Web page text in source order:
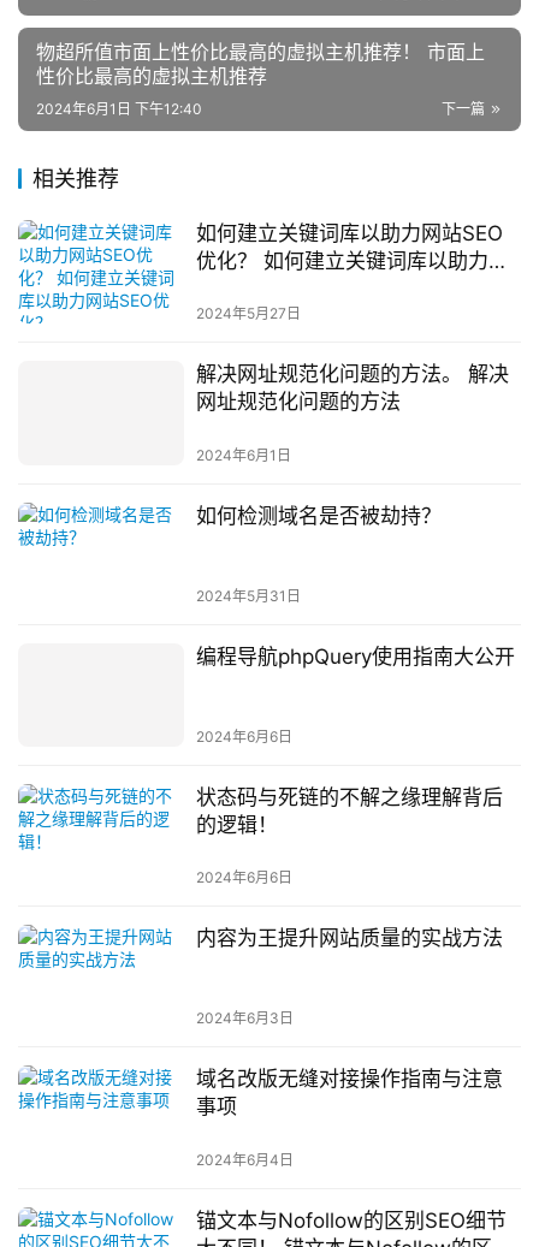
物超所值市面上性价比最高的虚拟主机推荐！ 市面上
性价比最高的虚拟主机推荐
下一篇
2024年6月1日 下午12:40
相关推荐
如何建立关键词库以助力网站SEO
优化？ 如何建立关键词库以助力网
2024年5月27日
解决网址规范化问题的方法。 解决
网址规范化问题的方法
2024年6月1日
如何检测域名是否被劫持？
2024年5月31日
编程导航phpQuery使用指南大公开
2024年6月6日
状态码与死链的不解之缘理解背后
的逻辑！
2024年6月6日
内容为王提升网站质量的实战方法
2024年6月3日
域名改版无缝对接操作指南与注意
事项
2024年6月4日
锚文本与Nofollow的区别SEO细节